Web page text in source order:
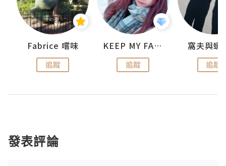
Fabrice 嚐味
追蹤
KEEP MY FAITH
追蹤
窩夫與蝦
追蹤
發表評論